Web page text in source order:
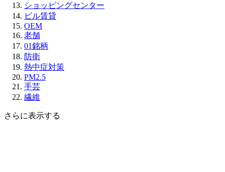
ショッピングセンター
ビル賃貸
OEM
老舗
01銘柄
防衛
熱中症対策
PM2.5
手芸
繊維
さらに表示する